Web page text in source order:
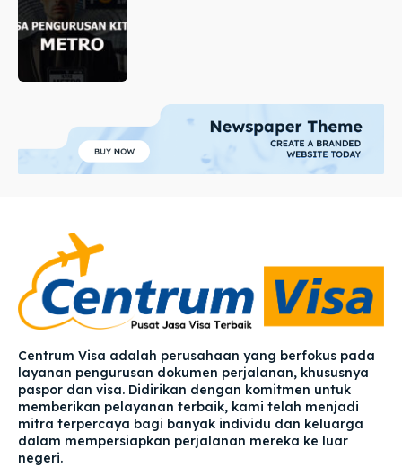
Centrum Visa adalah perusahaan yang berfokus pada
layanan pengurusan dokumen perjalanan, khususnya
paspor dan visa. Didirikan dengan komitmen untuk
memberikan pelayanan terbaik, kami telah menjadi
mitra terpercaya bagi banyak individu dan keluarga
dalam mempersiapkan perjalanan mereka ke luar
negeri.